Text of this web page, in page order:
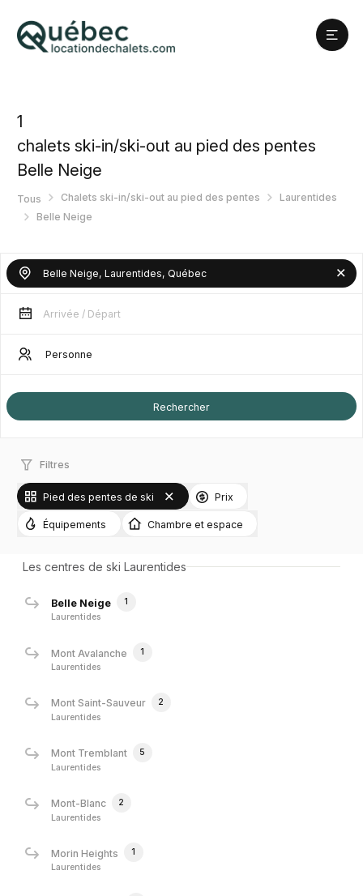
1
chalets ski-in/ski-out au pied des pentes
Belle Neige
Tous Chalets ski-in/ski-out au pied des pentes
Laurentides
Belle Neige
Filtres
Pied des pentes de ski Prix
Équipements Chambre et espace
Les centres de ski Laurentides
Belle Neige
1
Laurentides
Mont Avalanche
1
Laurentides
Mont Saint-Sauveur
2
Laurentides
Mont Tremblant
5
Laurentides
Mont-Blanc
2
Laurentides
Morin Heights
1
Laurentides